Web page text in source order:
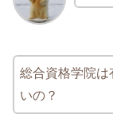
総合資格学院は
いの？